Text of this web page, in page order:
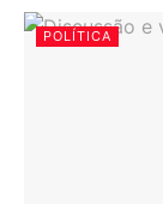
POLÍTICA